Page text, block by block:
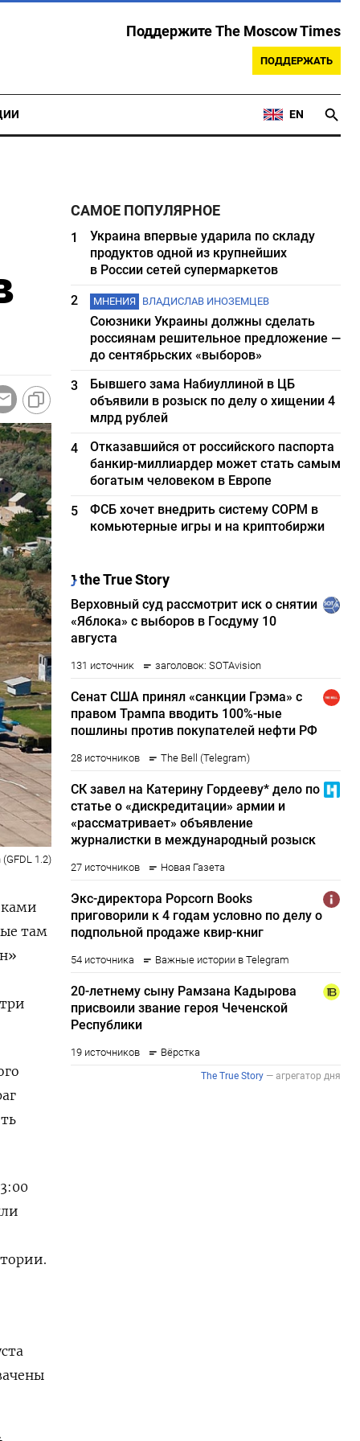
Поддержите The Moscow Times
ПОДДЕРЖАТЬ
EN
(GFDL 1.2)
там
САМОЕ ПОПУЛЯРНОЕ
1
Украина впервые ударила по складу
продуктов одной из крупнейших
в России сетей супермаркетов
2
МНЕНИЯ ВЛАДИСЛАВ ИНОЗЕМЦЕВ
Союзники Украины должны сделать
россиянам решительное предложение —
до сентябрьских «выборов»
3
Бывшего зама Набиуллиной в ЦБ
объявили в розыск по делу о хищении 4
млрд рублей
4
Отказавшийся от российского паспорта
банкир-миллиардер может стать самым
богатым человеком в Европе
5
ФСБ хочет внедрить систему СОРМ в
комьютерные игры и на криптобиржи